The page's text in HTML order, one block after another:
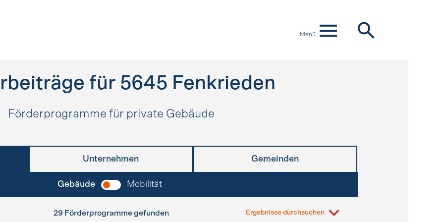
Menü
für 5645 Fenkrieden
Förderprogramme für private Gebäude
Unternehmen Gemeinden
Gebäude Mobilität
29 Förderprogramme gefunden Ergebnisse durchsuchen